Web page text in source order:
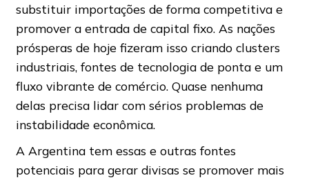
substituir importações de forma competitiva e
promover a entrada de capital fixo. As nações
prósperas de hoje fizeram isso criando clusters
industriais, fontes de tecnologia de ponta e um
fluxo vibrante de comércio. Quase nenhuma
delas precisa lidar com sérios problemas de
instabilidade econômica.
A Argentina tem essas e outras fontes
potenciais para gerar divisas se promover mais